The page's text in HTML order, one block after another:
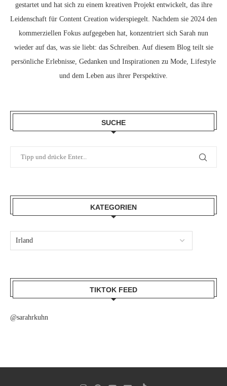
gestartet und hat sich zu einem kreativen Projekt entwickelt, das ihre
Leidenschaft für Content Creation widerspiegelt. Nachdem sie 2024 den
kommerziellen Fokus aufgegeben hat, konzentriert sich Sarah nun
wieder auf das, was sie liebt: das Schreiben. Auf diesem Blog teilt sie
persönliche Erlebnisse, Gedanken und Inspirationen zu Mode, Lifestyle
und dem Leben aus ihrer Perspektive.
SUCHE
KATEGORIEN
TIKTOK FEED
@sarahrkuhn